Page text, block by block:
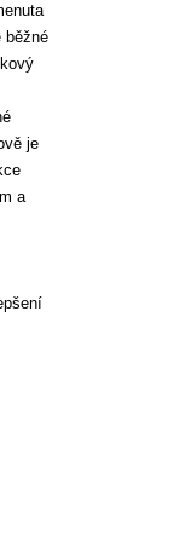
běžné
je
a